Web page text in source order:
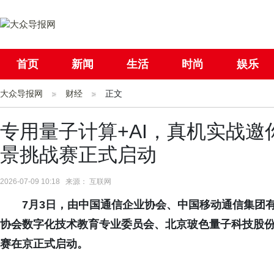
首页 新闻 生活 时尚 娱乐
社会 国际
大众导报网 财经 正文
专用量子计算+AI，真机实战
景挑战赛正式启动
2026-07-09 10:18 来源： 互联网
7月3日，由中国通信企业协会、中国移动通信集团
协会数字化技术教育专业委员会、北京玻色量子科技股
赛在京正式启动。